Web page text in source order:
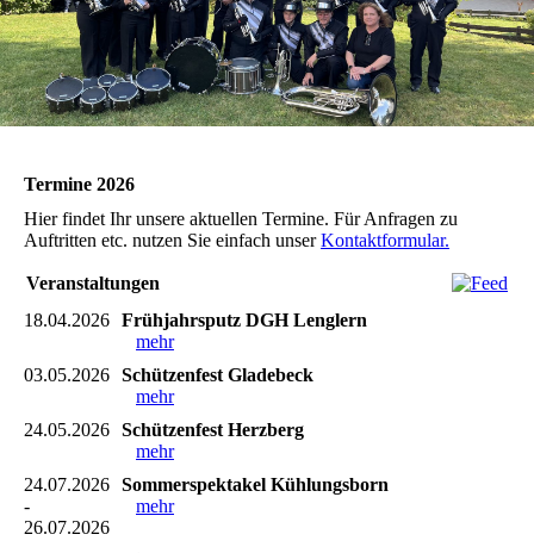
Termine 2026
Hier findet Ihr unsere aktuellen Termine. Für Anfragen zu
Auftritten etc. nutzen Sie einfach unserKontaktformular.
Veranstaltungen
18.04.2026 Frühjahrsputz DGH Lenglern
mehr
03.05.2026 Schützenfest Gladebeck
mehr
24.05.2026 Schützenfest Herzberg
mehr
24.07.2026
-
26.07.2026
Sommerspektakel Kühlungsborn
mehr